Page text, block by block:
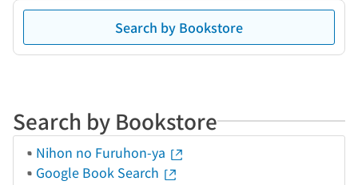
Search by Bookstore
Search by Bookstore
Nihon no Furuhon-ya
Google Book Search